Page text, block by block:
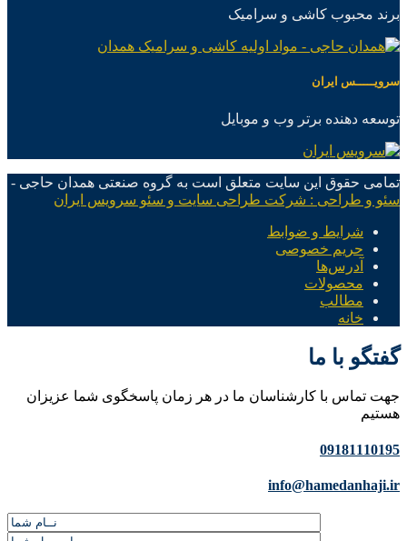
برند محبوب کاشی و سرامیک
سرویـــــس ایران
توسعه دهنده برتر وب و موبایل
تمامی حقوق این سایت متعلق است به گروه صنعتی همدان حاجی -
سئو و طراحی : شرکت طراحی سایت و سئو سرویس ایران
شرایط و ضوابط
حریم خصوصی
آدرس‌ها
محصولات
مطالب
خانه
گفتگو با ما
جهت تماس با کارشناسان ما در هر زمان پاسخگوی شما عزیزان
هستیم
09181110195
info@hamedanhaji.ir